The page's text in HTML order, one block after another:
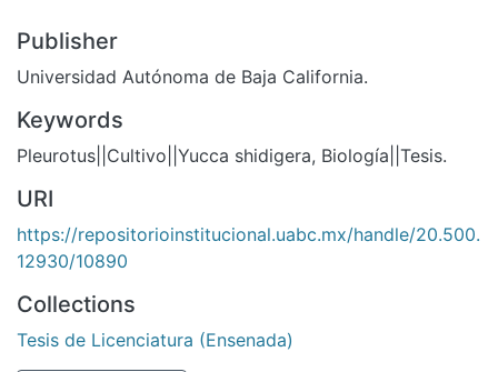
Publisher
Universidad Autónoma de Baja California.
Keywords
Pleurotus||Cultivo||Yucca shidigera, Biología||Tesis.
URI
https://repositorioinstitucional.uabc.mx/handle/20.500.
12930/10890
Collections
Tesis de Licenciatura (Ensenada)